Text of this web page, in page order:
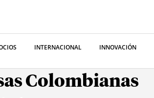
INTERNACIONAL INNOVACIÓN
Colombianas